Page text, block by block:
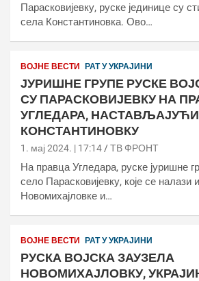
Парасковијевку, руске јединице су
села Константиновка. Ово…
ВОЈНЕ ВЕСТИ РАТ У УКРАЈИНИ
ЈУРИШНЕ ГРУПЕ РУСКЕ
СУ ПАРАСКОВИЈЕВКУ НА
УГЛЕДАРА,
КОНСТАНТИНОВКУ
1. мај 2024. | 17:14 ТВ ФРОНТ
На правца Угледара, руске јуришне
село Парасковијевку, које се налази
Новомихајловке и…
ВОЈНЕ ВЕСТИ РАТ У УКРАЈИНИ
РУСКА ВОЈСКА ЗАУЗЕЛА
НОВОМИХАЈЛОВКУ,